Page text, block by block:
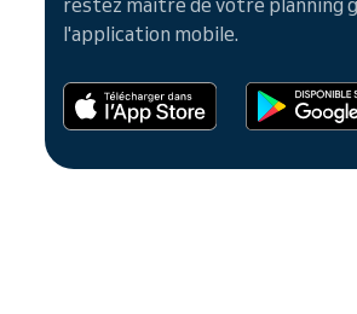
l'application mobile.